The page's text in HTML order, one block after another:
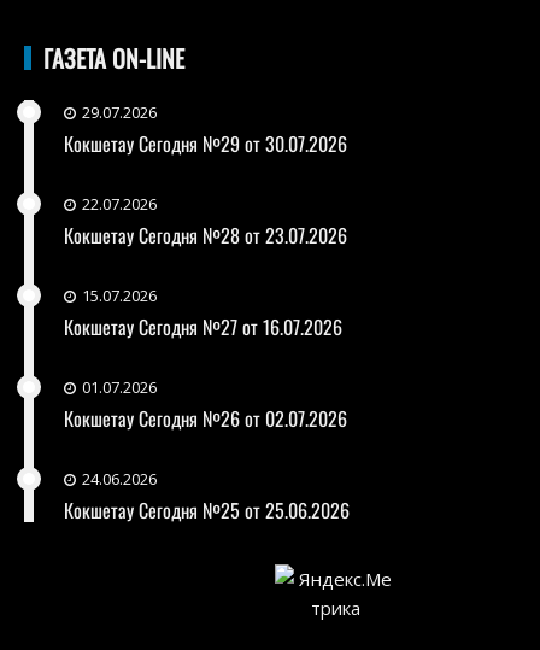
ГАЗЕТА ON-LINE
29.07.2026
Кокшетау Сегодня №29 от 30.07.2026
22.07.2026
Кокшетау Сегодня №28 от 23.07.2026
15.07.2026
Кокшетау Сегодня №27 от 16.07.2026
01.07.2026
Кокшетау Сегодня №26 от 02.07.2026
24.06.2026
Кокшетау Сегодня №25 от 25.06.2026